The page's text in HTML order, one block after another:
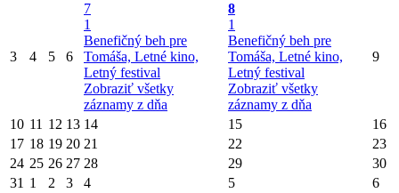
3 4 5 6
7
1
Benefičný beh pre
Tomáša, Letné kino,
Letný festival
Zobraziť všetky
záznamy z dňa
8
1
Benefičný beh pre
Tomáša, Letné kino,
Letný festival
Zobraziť všetky
záznamy z dňa
9
10 11 12 13 14 15
16
17 18 19 20 21 22
23
24 25 26 27 28 29
30
31 1 2 3 4 5 6